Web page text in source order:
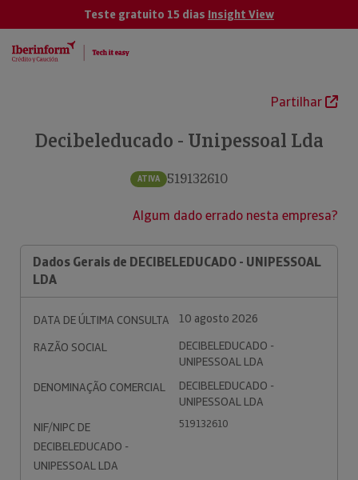
Teste gratuito 15 dias Insight View
Partilhar
Decibeleducado - Unipessoal Lda
ATIVA 519132610
Algum dado errado nesta empresa?
Dados Gerais de DECIBELEDUCADO - UNIPESSOAL
LDA
DATA DE ÚLTIMA CONSULTA
10 agosto 2026
RAZÃO SOCIAL
DECIBELEDUCADO -
UNIPESSOAL LDA
DENOMINAÇÃO COMERCIAL
DECIBELEDUCADO -
UNIPESSOAL LDA
NIF/NIPC DE
DECIBELEDUCADO -
UNIPESSOAL LDA
519132610